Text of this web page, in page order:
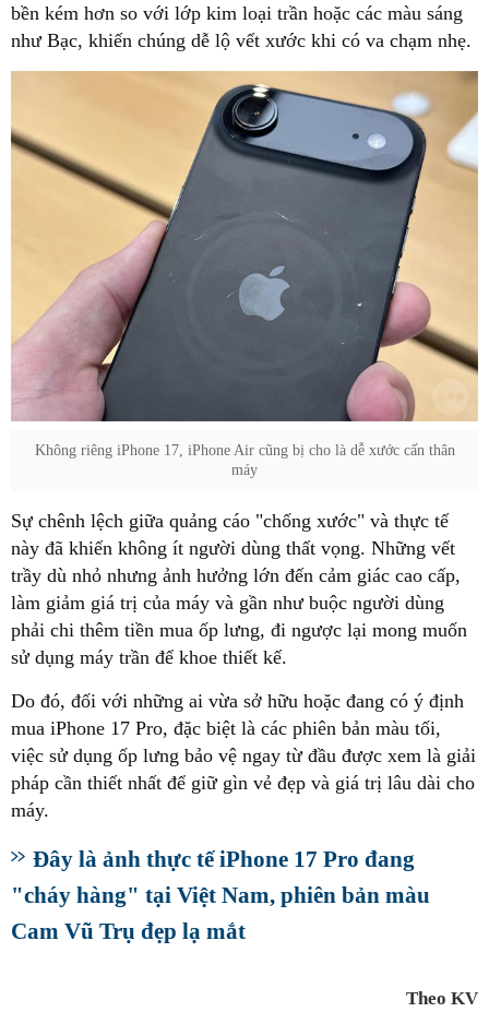
bền kém hơn so với lớp kim loại trần hoặc các màu sáng
như Bạc, khiến chúng dễ lộ vết xước khi có va chạm nhẹ.
Không riêng iPhone 17, iPhone Air cũng bị cho là dễ xước cấn thân
máy
Sự chênh lệch giữa quảng cáo "chống xước" và thực tế
này đã khiến không ít người dùng thất vọng. Những vết
trầy dù nhỏ nhưng ảnh hưởng lớn đến cảm giác cao cấp,
làm giảm giá trị của máy và gần như buộc người dùng
phải chi thêm tiền mua ốp lưng, đi ngược lại mong muốn
sử dụng máy trần để khoe thiết kế.
Do đó, đối với những ai vừa sở hữu hoặc đang có ý định
mua iPhone 17 Pro, đặc biệt là các phiên bản màu tối,
việc sử dụng ốp lưng bảo vệ ngay từ đầu được xem là giải
pháp cần thiết nhất để giữ gìn vẻ đẹp và giá trị lâu dài cho
máy.
Đây là ảnh thực tế iPhone 17 Pro đang
"cháy hàng" tại Việt Nam, phiên bản màu
Cam Vũ Trụ đẹp lạ mắt
Theo KV